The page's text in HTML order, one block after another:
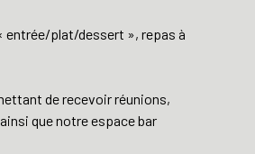
plat/dessert », repas à
de recevoir réunions,
que notre espace bar